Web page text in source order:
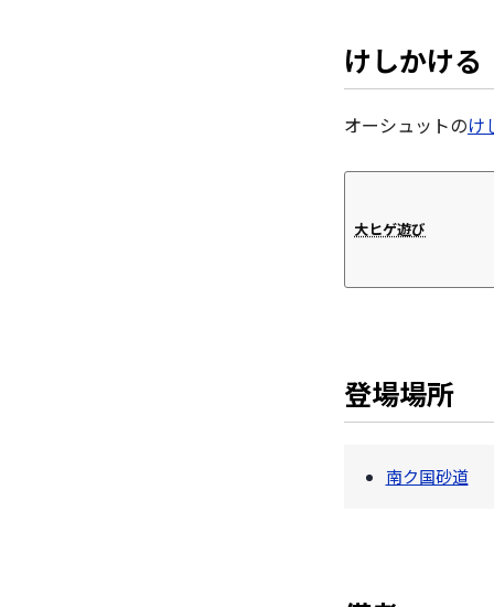
けしかける
オーシュットのけ
大ヒゲ遊び
登場場所
南ク国砂道